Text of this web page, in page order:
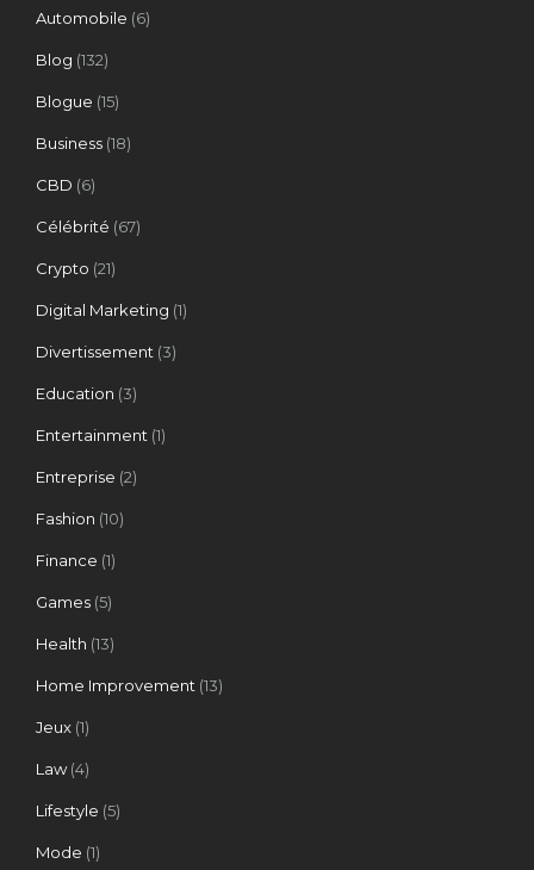
Automobile (6)
Blog (132)
Blogue (15)
Business (18)
CBD (6)
Célébrité (67)
Crypto (21)
Digital Marketing (1)
Divertissement (3)
Education (3)
Entertainment (1)
Entreprise (2)
Fashion (10)
Finance (1)
Games (5)
Health (13)
Home Improvement (13)
Jeux (1)
Law(4)
Lifestyle (5)
Mode (1)